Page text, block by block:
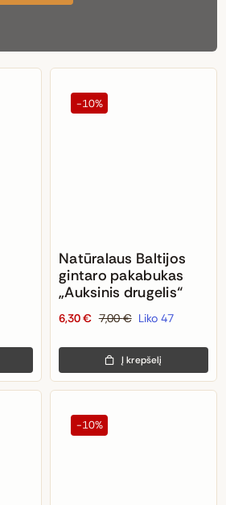
-10%
Natūralaus Baltijos
gintaro pakabukas
„Auksinis drugelis“
7,00€
Original
was:
7,00 €.
6,30€
Current
is:
6,30 €.
Liko 47
Į krepšelį
-10%